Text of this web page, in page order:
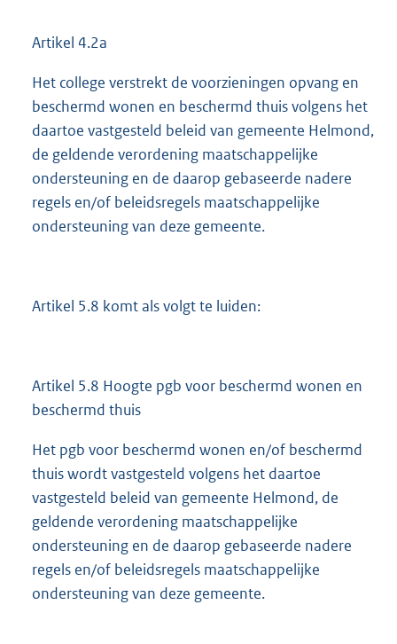
Artikel 4.2a
Het college verstrekt de voorzieningen opvang en
beschermd wonen en beschermd thuis volgens het
daartoe vastgesteld beleid van gemeente Helmond,
de geldende verordening maatschappelijke
ondersteuning en de daarop gebaseerde nadere
regels en/of beleidsregels maatschappelijke
ondersteuning van deze gemeente.
Artikel 5.8 komt als volgt te luiden:
Artikel 5.8 Hoogte pgb voor beschermd wonen en
beschermd thuis
Het pgb voor beschermd wonen en/of beschermd
thuis wordt vastgesteld volgens het daartoe
vastgesteld beleid van gemeente Helmond, de
geldende verordening maatschappelijke
ondersteuning en de daarop gebaseerde nadere
regels en/of beleidsregels maatschappelijke
ondersteuning van deze gemeente.